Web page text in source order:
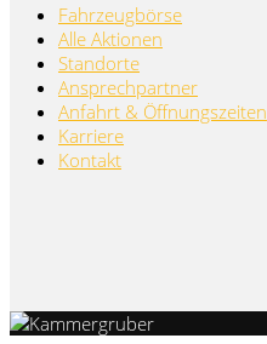
Fahrzeugbörse
Alle Aktionen
Standorte
Ansprechpartner
Anfahrt & Öffnungszeiten
Karriere
Kontakt